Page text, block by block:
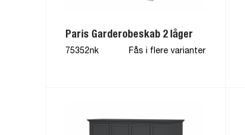
Paris Garderobeskab 2 låger
75352nk Fås i flere varianter